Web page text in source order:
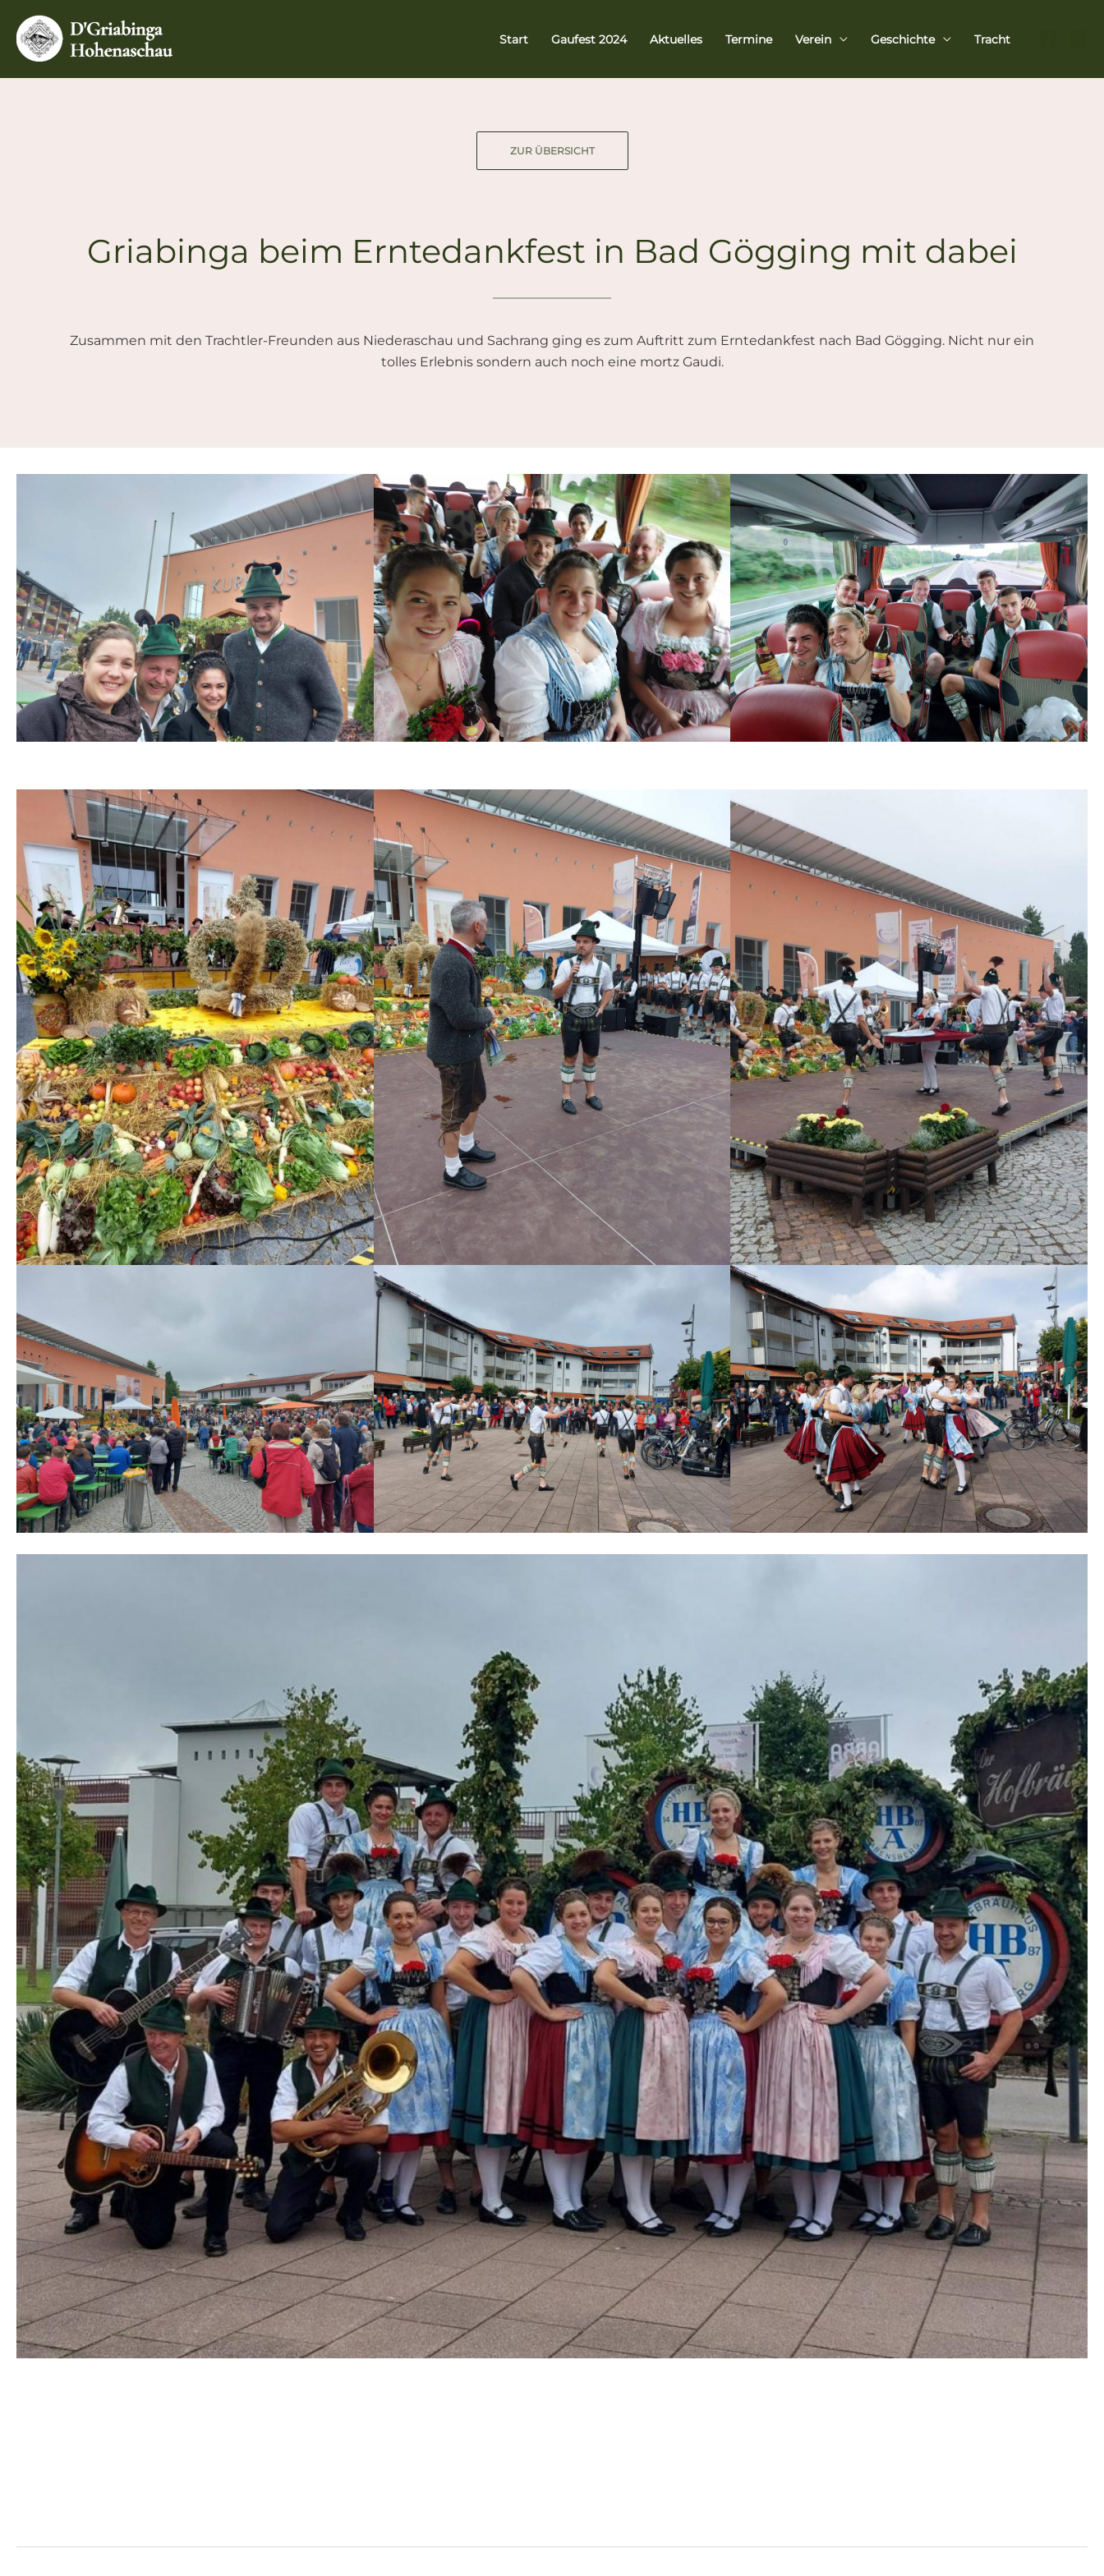
Inhalt
springen
Start Gaufest 2024 Aktuelles Termine Verein Geschichte Tracht
ZUR ÜBERSICHT
Griabinga beim Erntedankfest in Bad Gögging mit dabei
Zusammen mit den Trachtler-Freunden aus Niederaschau und Sachrang ging es zum Auftritt zum Erntedankfest nach Bad Gögging. Nicht nur ein
tolles Erlebnis sondern auch noch eine mortz Gaudi.